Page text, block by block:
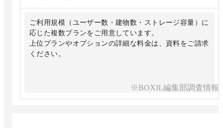
ご利用規模（ユーザー数・建物数・ストレージ容量）に
応じた複数プランをご用意しています。
上位プランやオプションの詳細な料金は、資料をご請求
ください。
※BOXIL編集部調査情報